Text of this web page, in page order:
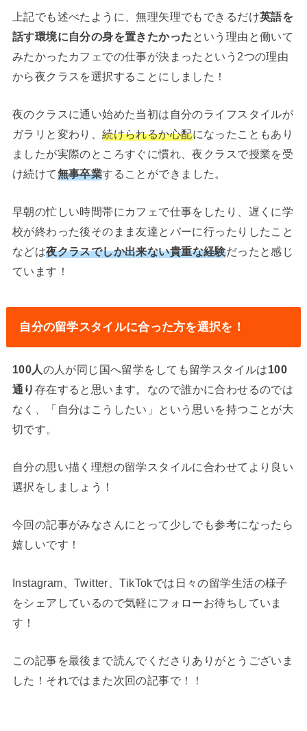
上記でも述べたように、無理矢理でもできるだけ英語を
話す環境に自分の身を置きたかった という理由と働いて
みたかったカフェでの仕事が決まったという2つの理由
から夜クラスを選択することにしました！
夜のクラスに通い始めた当初は自分のライフスタイルが
ガラリと変わり、続けられるか心配になったこともあり
ましたが実際のところすぐに慣れ、夜クラスで授業を受
け続けて無事卒業することができました。
早朝の忙しい時間帯にカフェで仕事をしたり、遅くに学
校が終わった後そのまま友達とバーに行ったりしたこと
などは夜クラスでしか出来ない貴重な経験だったと感じ
ています！
自分の留学スタイルに合った方を選択を！
100人の人が同じ国へ留学をしても留学スタイルは100
通り 存在すると思います。なので誰かに合わせるのでは
なく、「自分はこうしたい」という思いを持つことが大
切です。
自分の思い描く理想の留学スタイルに合わせてより良い
選択をしましょう！
今回の記事がみなさんにとって少しでも参考になったら
嬉しいです！
Instagram、Twitter、TikTokでは日々の留学生活の様子
をシェアしているので気軽にフォローお待ちしていま
す！
この記事を最後まで読んでくださりありがとうございま
した！それではまた次回の記事で！！